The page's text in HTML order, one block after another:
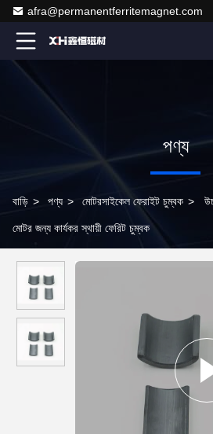
afra@permanentferritemagnet.com
পণ্য
বাড়ি > পণ্য > মোটরসাইকেল ফেরাইট চুম্বক >
মোটর জন্য কার্যকর স্থায়ী ফেরিট চুম্বক